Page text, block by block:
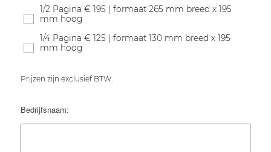
1/2 Pagina € 195 | formaat 265 mm breed x 195
mm hoog
1/4 Pagina € 125 | formaat 130 mm breed x 195
mm hoog
Prijzen zijn exclusief BTW.
Bedrijfsnaam: